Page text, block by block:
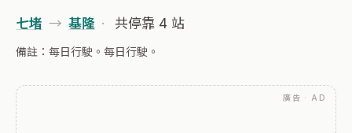
七堵 → 基隆 · 共停靠 4 站
備註：每日行駛。每日行駛。
廣告 · AD